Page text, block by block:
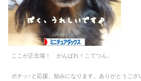
ここが正念場！ がんばれ！こてつん。
ポチッ↑と応援、励みになります。ありがとうご